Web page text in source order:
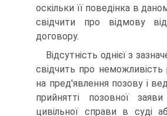
оскільки її поведінка в
свідчити про відмову
договору.
Відсутність однієї з
свідчить про неможливість
на пред'явлення позову і
прийнятті позовної
цивільної справи в суді